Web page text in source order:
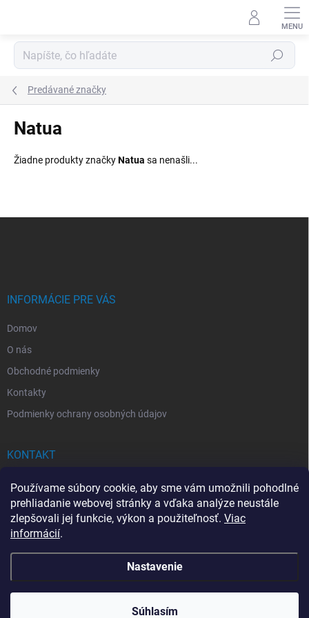
Používame súbory cookie, aby sme vám umožnili pohodlné
prehliadanie webovej stránky a vďaka analýze neustále
zlepšovali jej funkcie, výkon a použiteľnosť. Viac
informácií.
Nastavenie
Súhlasím
Hľadať
Predávané značky
Natua
Žiadne produkty značkyNatua sa nenašli...
INFORMÁCIE PRE VÁS
Domov
O nás
Obchodné podmienky
Kontakty
Podmienky ochrany osobných údajov
KONTAKT
info@drogerkovo.sk
Copyright 2026Drogerkovo. Všetky práva vyhradené.Upraviť nastavenie
cookies